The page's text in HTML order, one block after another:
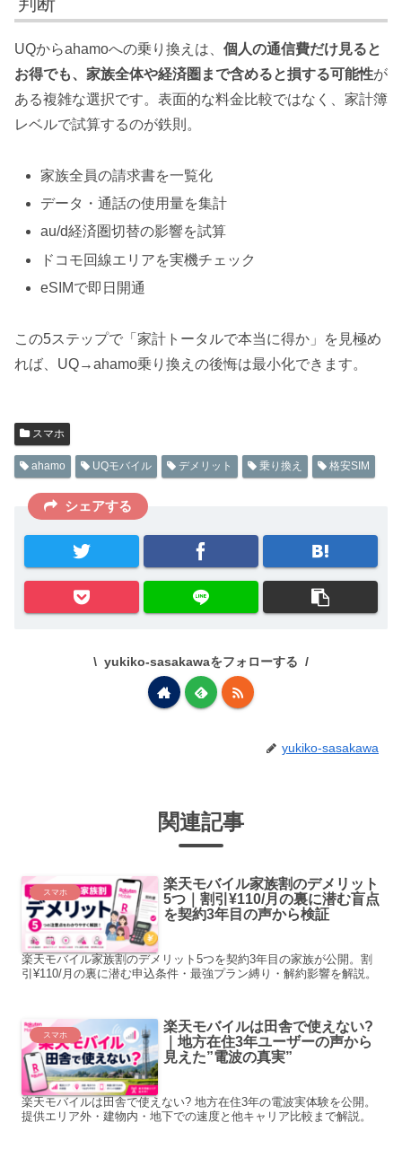
UQからahamoへの乗り換えは、 個人の通信費だけ見ると
お得でも、家族全体や経済圏まで含めると損する可能性が
ある複雑な選択です。表面的な料金比較ではなく、家計簿
レベルで試算するのが鉄則。
家族全員の請求書を一覧化
データ・通話の使用量を集計
au/d経済圏切替の影響を試算
ドコモ回線エリアを実機チェック
eSIMで即日開通
この5ステップで「家計トータルで本当に得か」を見極め
れば、UQ→ahamo乗り換えの後悔は最小化できます。
スマホ
ahamo UQモバイル デメリット 乗り換え 格安SIM
シェアする
yukiko-sasakawaをフォローする
yukiko-sasakawa
関連記事
スマホ
楽天モバイル家族割のデメリット
5つ｜割引¥110/月の裏に潜む盲点
を契約3年目の声から検証
楽天モバイル家族割のデメリット5つを契約3年目の家族が公開。割
引¥110/月の裏に潜む申込条件・最強プラン縛り・解約影響を解説。
スマホ
楽天モバイルは田舎で使えない?
｜地方在住3年ユーザーの声から
見えた”電波の真実”
楽天モバイルは田舎で使えない? 地方在住3年の電波実体験を公開。
提供エリア外・建物内・地下での速度と他キャリア比較まで解説。